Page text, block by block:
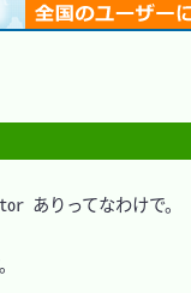
ありってなわけで。